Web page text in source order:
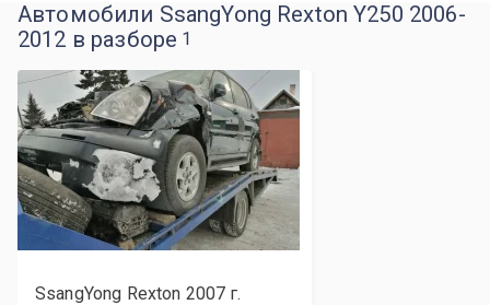
Автомобили SsangYong Rexton Y250 2006-
2012 в разборе 1
SsangYong Rexton 2007 г.